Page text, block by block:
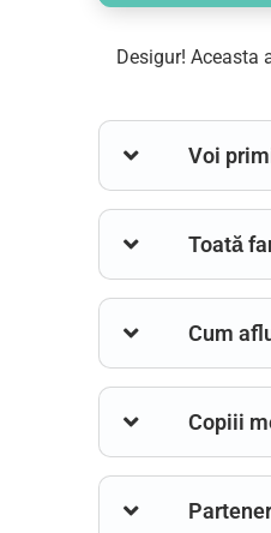
Desigur! Aceasta
Voi
Toată
Cum
Copiii